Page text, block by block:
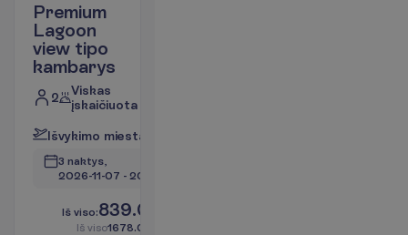
Premium
Lagoon
view tipo
kambarys
2
Viskas
įskaičiuota
Išvykimo miesta
3 naktys,
2026-11-07 - 2026-11-10
Iš viso:839.00
Iš viso1678.00